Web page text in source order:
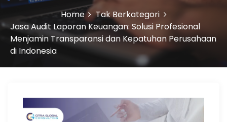
Home
Tak Berkategori
Jasa Audit Laporan Keuangan: Solusi Profesional
Menjamin Transparansi dan Kepatuhan Perusahaan
di Indonesia